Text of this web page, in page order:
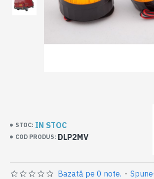
STOC: IN STOC
COD PRODUS: DLP2MV
Bazată pe 0 note. -